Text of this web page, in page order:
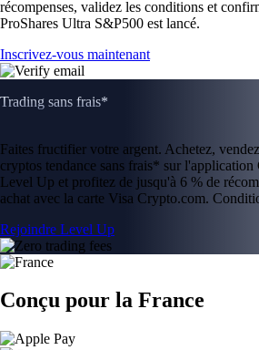
récompenses, validez les conditions et
ProShares Ultra S&P500 est lancé.
Inscrivez-vous maintenant
Trading sans frais*
Faites fructifier votre argent. Achetez,
cryptos tendance sans frais* sur
Level Up et profitez de jusqu'à 6 % de
achat avec la carte Visa Crypto.com.
Rejoindre Level Up
Conçu pour la France